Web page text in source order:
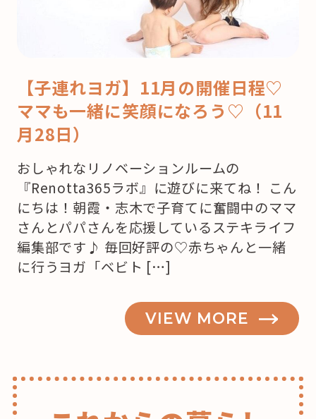
【子連れヨガ】11月の開催日程♡
ママも一緒に笑顔になろう♡（11
月28日）
おしゃれなリノベーションルームの
『Renotta365ラボ』に遊びに来てね！ こん
にちは！朝霞・志木で子育てに奮闘中のママ
さんとパパさんを応援しているステキライフ
編集部です♪ 毎回好評の♡赤ちゃんと一緒
に行うヨガ「ベビト […]
VIEW MORE